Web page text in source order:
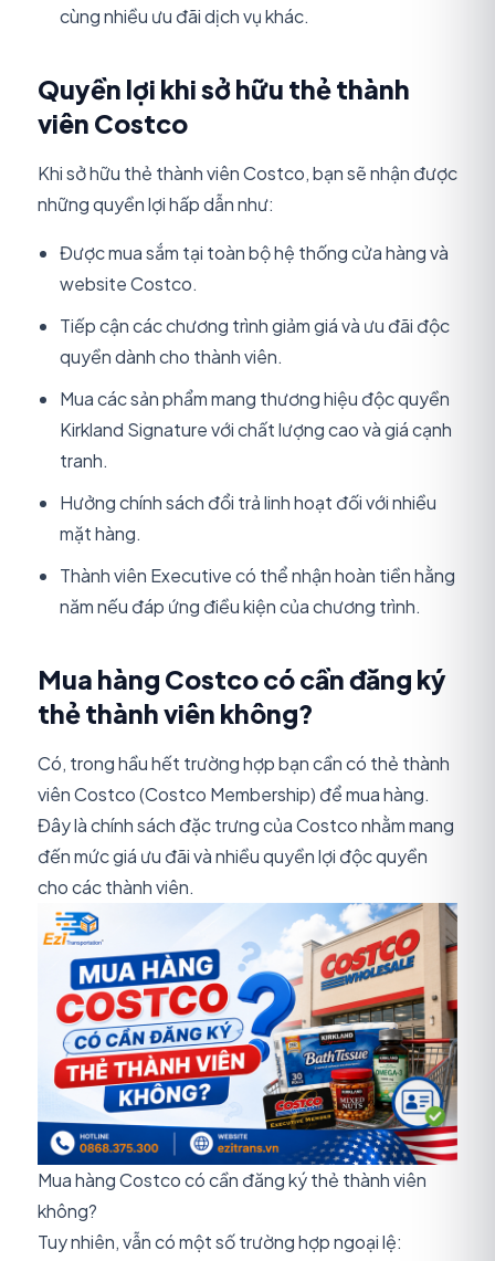
cùng nhiều ưu đãi dịch vụ khác.
Quyền lợi khi sở hữu thẻ thành
viên Costco
Khi sở hữu thẻ thành viên Costco, bạn sẽ nhận được
những quyền lợi hấp dẫn như:
Được mua sắm tại toàn bộ hệ thống cửa hàng và
website Costco.
Tiếp cận các chương trình giảm giá và ưu đãi độc
quyền dành cho thành viên.
Mua các sản phẩm mang thương hiệu độc quyền
Kirkland Signature với chất lượng cao và giá cạnh
tranh.
Hưởng chính sách đổi trả linh hoạt đối với nhiều
mặt hàng.
Thành viên Executive có thể nhận hoàn tiền hằng
năm nếu đáp ứng điều kiện của chương trình.
Mua hàng Costco có cần đăng ký
thẻ thành viên không?
Có, trong hầu hết trường hợp bạn cần có thẻ thành
viên Costco (Costco Membership) để mua hàng.
Đây là chính sách đặc trưng của Costco nhằm mang
đến mức giá ưu đãi và nhiều quyền lợi độc quyền
cho các thành viên.
Mua hàng Costco có cần đăng ký thẻ thành viên
không?
Tuy nhiên, vẫn có một số trường hợp ngoại lệ: